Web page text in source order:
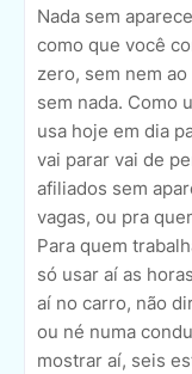
Nada sem
como que você
zero, sem nem
sem nada. Como
usa hoje em dia
vai parar vai de
afiliados sem
vagas, ou pra
Para quem
só usar aí as
aí no carro, não
ou né numa
mostrar aí, seis